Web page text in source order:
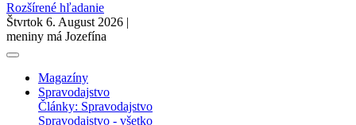
Rozšírené hľadanie
Štvrtok 6. August 2026 |
meniny má Jozefína
Magazíny
Spravodajstvo
Články: Spravodajstvo
Spravodajstvo - všetko